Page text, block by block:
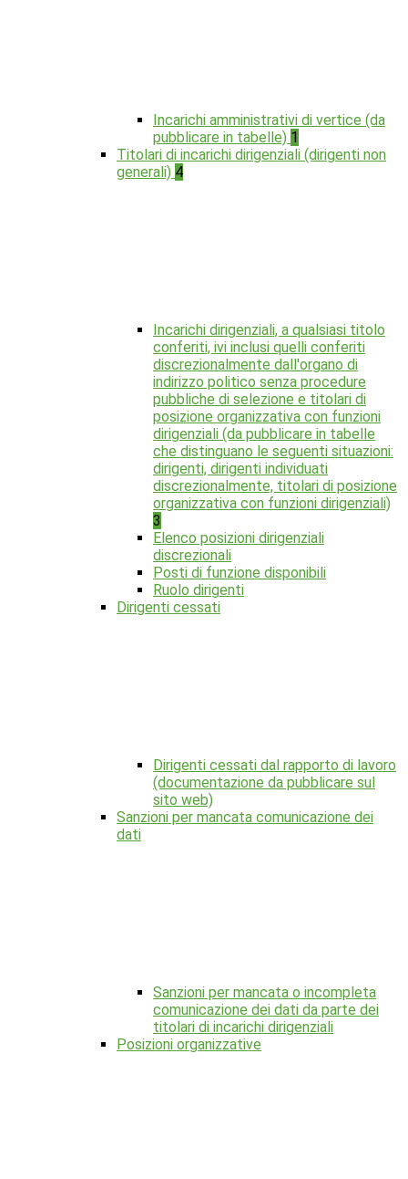
Incarichi amministrativi di vertice (da
pubblicare in tabelle) 1
Titolari di incarichi dirigenziali (dirigenti non
generali) 4
Incarichi dirigenziali, a qualsiasi titolo
conferiti, ivi inclusi quelli conferiti
discrezionalmente dall'organo di
indirizzo politico senza procedure
pubbliche di selezione e titolari di
posizione organizzativa con funzioni
dirigenziali (da pubblicare in tabelle
che distinguano le seguenti situazioni:
dirigenti, dirigenti individuati
discrezionalmente, titolari di posizione
organizzativa con funzioni dirigenziali)
3
Elenco posizioni dirigenziali
discrezionali
Posti di funzione disponibili
Ruolo dirigenti
Dirigenti cessati
Dirigenti cessati dal rapporto di lavoro
(documentazione da pubblicare sul
sito web)
Sanzioni per mancata comunicazione dei
dati
Sanzioni per mancata o incompleta
comunicazione dei dati da parte dei
titolari di incarichi dirigenziali
Posizioni organizzative